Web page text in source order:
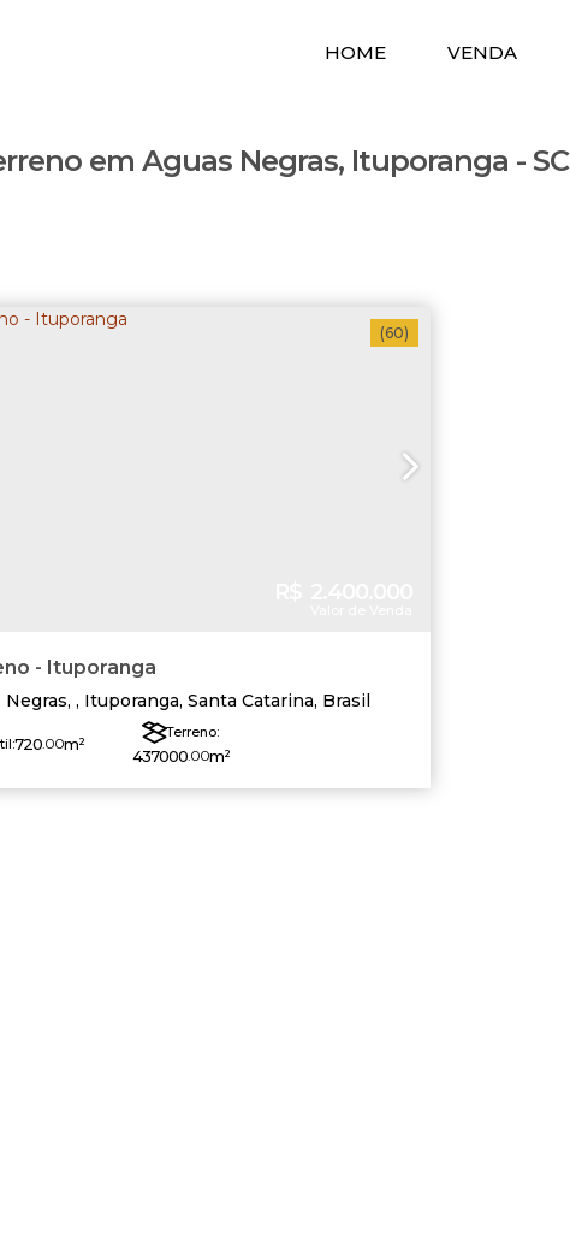
VENDA
HOME
em Aguas Negras, Ituporanga - SC
(60)
- Ituporanga
Negras , Ituporanga, Santa Catarina, Brasil
720.00m²
Terreno:
437000.00m²